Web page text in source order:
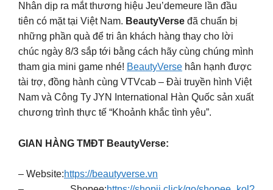
Nhân dịp ra mắt thương hiệu Jeu’demeure lần đầu
tiên có mặt tại Việt Nam. BeautyVerse đã chuẩn bị
những phần quà để tri ân khách hàng thay cho lời
chúc ngày 8/3 sắp tới bằng cách hãy cùng chúng mình
tham gia mini game nhé! BeautyVerse hân hạnh được
tài trợ, đồng hành cùng VTVcab – Đài truyền hình Việt
Nam và Công Ty JYN International Hàn Quốc sản xuất
chương trình thực tế “Khoảnh khắc tình yêu”.
GIAN HÀNG TMĐT BeautyVerse:
– Website:https://beautyverse.vn